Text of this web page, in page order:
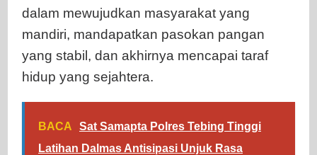
dalam mewujudkan masyarakat yang
mandiri, mandapatkan pasokan pangan
yang stabil, dan akhirnya mencapai taraf
hidup yang sejahtera.
BACA
Sat Samapta Polres Tebing Tinggi
Latihan Dalmas Antisipasi Unjuk Rasa